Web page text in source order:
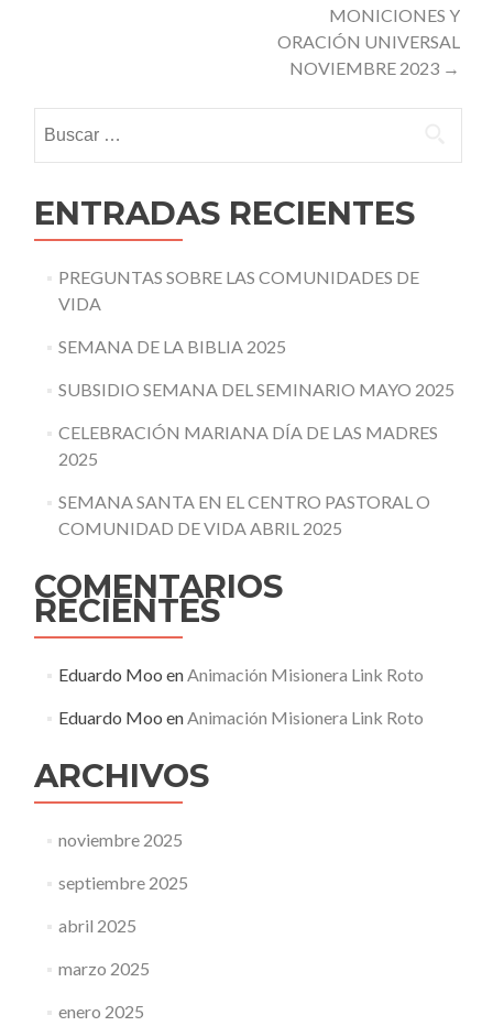
MONICIONES Y
ORACIÓN UNIVERSAL
NOVIEMBRE 2023 →
ENTRADAS RECIENTES
PREGUNTAS SOBRE LAS COMUNIDADES DE
VIDA
SEMANA DE LA BIBLIA 2025
SUBSIDIO SEMANA DEL SEMINARIO MAYO 2025
CELEBRACIÓN MARIANA DÍA DE LAS MADRES
2025
SEMANA SANTA EN EL CENTRO PASTORAL O
COMUNIDAD DE VIDA ABRIL 2025
COMENTARIOS
RECIENTES
Eduardo Moo enAnimación Misionera Link Roto
Eduardo Moo enAnimación Misionera Link Roto
ARCHIVOS
noviembre 2025
septiembre 2025
abril 2025
marzo 2025
enero 2025